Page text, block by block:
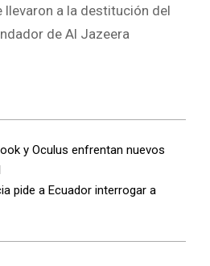
a la destitución del
de Al Jazeera
y Oculus enfrentan nuevos
pide a Ecuador interrogar a